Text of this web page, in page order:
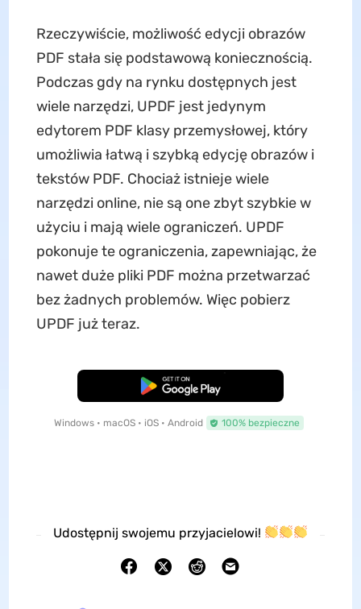
Rzeczywiście, możliwość edycji obrazów
PDF stała się podstawową koniecznością.
Podczas gdy na rynku dostępnych jest
wiele narzędzi, UPDF jest jedynym
edytorem PDF klasy przemysłowej, który
umożliwia łatwą i szybką edycję obrazów i
tekstów PDF. Chociaż istnieje wiele
narzędzi online, nie są one zbyt szybkie w
użyciu i mają wiele ograniczeń. UPDF
pokonuje te ograniczenia, zapewniając, że
nawet duże pliki PDF można przetwarzać
bez żadnych problemów. Więc pobierz
UPDF już teraz.
Pobierz za darmo
Windows • macOS • iOS • Android 100% bezpieczne
Udostępnij swojemu przyjacielowi!